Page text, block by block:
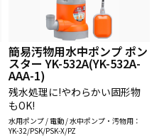
簡易汚物用水中ポンプ ポン
スター YK-532A(YK-532A-
AAA-1)
残水処理に!やわらかい固形物
もOK!
水用ポンプ / 電動 / 水中ポンプ・汚物用：
YK-32/PSK/PSK-X/PZ